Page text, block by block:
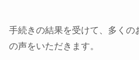
手続きの結果を受けて、多くの
の声をいただきます。